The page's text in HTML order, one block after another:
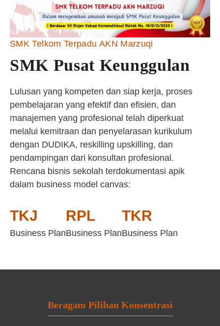
SMK Telkom Terpadu AKN Marzuqi
SMK Pusat Keunggulan
Lulusan yang kompeten dan siap kerja, proses
pembelajaran yang efektif dan efisien, dan
manajemen yang profesional telah diperkuat
melalui kemitraan dan penyelarasan kurikulum
dengan DUDIKA, reskilling upskilling, dan
pendampingan dari konsultan profesional.
Rencana bisnis sekolah terdokumentasi apik
dalam business model canvas:
TKJ
Business Plan
RPL
Business Plan
TKR
Business Plan
Beragam Pilihan Konsentrasi